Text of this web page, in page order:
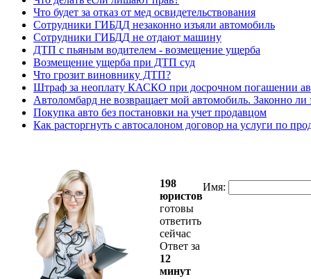
Что будет за отказ от мед освидетельствования
Сотрудники ГИБДД незаконно изъяли автомобиль
Cотрудники ГИБДД не отдают машину
ДТП с пьяным водителем - возмещение ущерба
Возмещение ущерба при ДТП суд
Что грозит виновнику ДТП?
Штраф за неоплату КАСКО при досрочном погашении
Автоломбард не возвращает мой автомобиль. Законно ли
Покупка авто без постановки на учет продавцом
Как расторгнуть с автосалоном договор на услуги по
198
юристов
готовы
ответить
сейчас
Ответ за
12
минут
Имя: